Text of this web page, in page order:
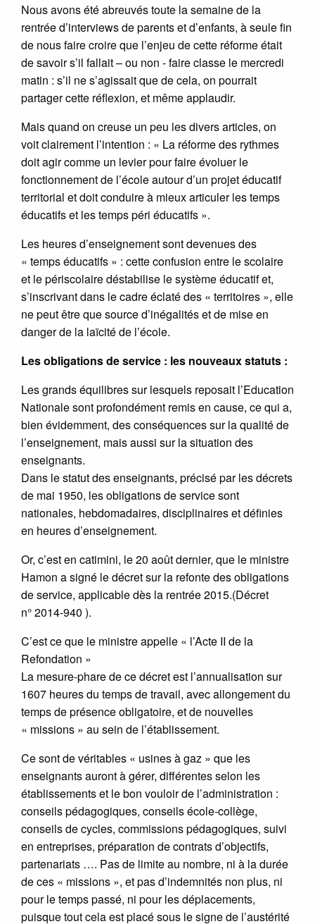
Nous avons été abreuvés toute la semaine de la
rentrée d’interviews de parents et d’enfants, à seule fin
de nous faire croire que l’enjeu de cette réforme était
de savoir s’il fallait – ou non - faire classe le mercredi
matin : s’il ne s’agissait que de cela, on pourrait
partager cette réflexion, et même applaudir.
Mais quand on creuse un peu les divers articles, on
voit clairement l’intention : « La réforme des rythmes
doit agir comme un levier pour faire évoluer le
fonctionnement de l’école autour d’un projet éducatif
territorial et doit conduire à mieux articuler les temps
éducatifs et les temps péri éducatifs ».
Les heures d’enseignement sont devenues des
« temps éducatifs » : cette confusion entre le scolaire
et le périscolaire déstabilise le système éducatif et,
s’inscrivant dans le cadre éclaté des « territoires », elle
ne peut être que source d’inégalités et de mise en
danger de la laïcité de l’école.
Les obligations de service : les nouveaux statuts :
Les grands équilibres sur lesquels reposait l’Education
Nationale sont profondément remis en cause, ce qui a,
bien évidemment, des conséquences sur la qualité de
l’enseignement, mais aussi sur la situation des
enseignants.
Dans le statut des enseignants, précisé par les décrets
de mai 1950, les obligations de service sont
nationales, hebdomadaires, disciplinaires et définies
en heures d’enseignement.
Or, c’est en catimini, le 20 août dernier, que le ministre
Hamon a signé le décret sur la refonte des obligations
de service, applicable dès la rentrée 2015.(Décret
n° 2014-940 ).
C’est ce que le ministre appelle « l’Acte II de la
Refondation »
La mesure-phare de ce décret est l’annualisation sur
1607 heures du temps de travail, avec allongement du
temps de présence obligatoire, et de nouvelles
« missions » au sein de l’établissement.
Ce sont de véritables « usines à gaz » que les
enseignants auront à gérer, différentes selon les
établissements et le bon vouloir de l’administration :
conseils pédagogiques, conseils école-collège,
conseils de cycles, commissions pédagogiques, suivi
en entreprises, préparation de contrats d’objectifs,
partenariats …. Pas de limite au nombre, ni à la durée
de ces « missions », et pas d’indemnités non plus, ni
pour le temps passé, ni pour les déplacements,
puisque tout cela est placé sous le signe de l’austérité